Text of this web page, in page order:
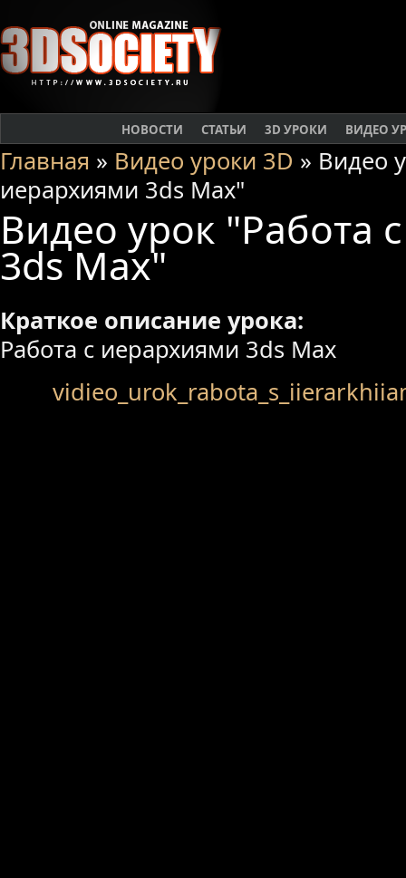
НОВОСТИ СТАТЬИ 3D УРОКИ ВИДЕО
Главная » Видео уроки 3D » Видео
иерархиями 3ds Max"
Видео урок "Работа
3ds Max"
Краткое описание урока:
Работа с иерархиями 3ds Max